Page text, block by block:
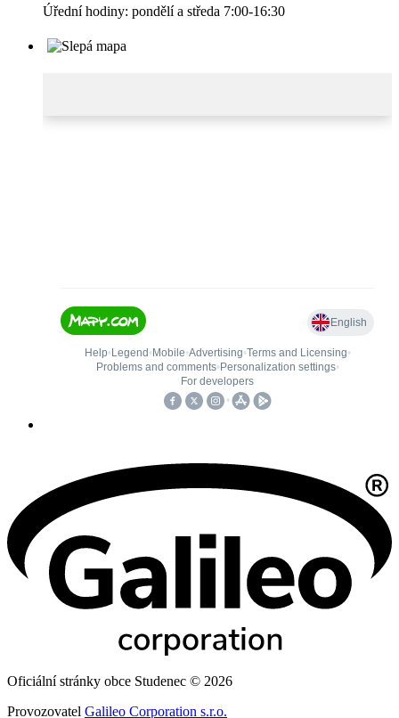
Úřední hodiny: pondělí a středa 7:00-16:30
Oficiální stránky obce Studenec © 2026
Provozovatel Galileo Corporation s.r.o.